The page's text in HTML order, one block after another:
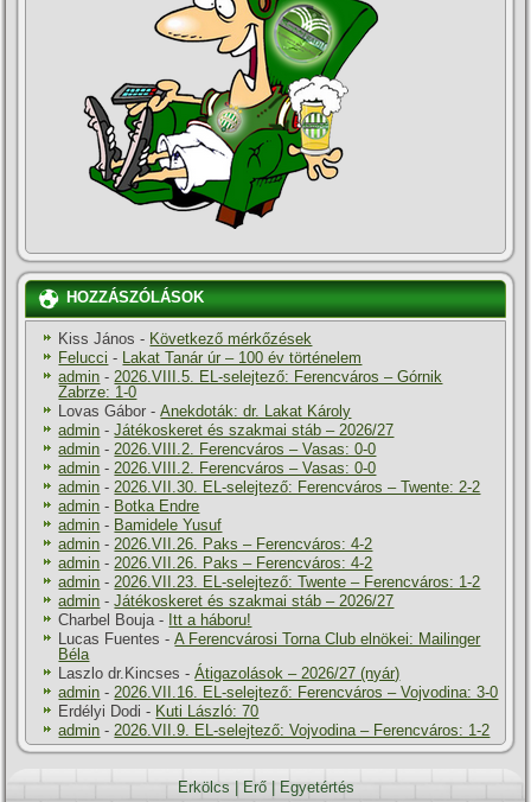
HOZZÁSZÓLÁSOK
Kiss János - Következő mérkőzések
Felucci - Lakat Tanár úr – 100 év történelem
admin -2026.VIII.5. EL-selejtező: Ferencváros – Górnik
Zabrze: 1-0
Lovas Gábor -Anekdoták: dr. Lakat Károly
admin -Játékoskeret és szakmai stáb – 2026/27
admin -2026.VIII.2. Ferencváros – Vasas: 0-0
admin -2026.VIII.2. Ferencváros – Vasas: 0-0
admin -2026.VII.30. EL-selejtező: Ferencváros – Twente: 2-2
admin - Botka Endre
admin - Bamidele Yusuf
admin -2026.VII.26. Paks – Ferencváros: 4-2
admin -2026.VII.26. Paks – Ferencváros: 4-2
admin -2026.VII.23. EL-selejtező: Twente – Ferencváros: 1-2
admin -Játékoskeret és szakmai stáb – 2026/27
Charbel Bouja- Itt a háboru!
Lucas Fuentes -A Ferencvárosi Torna Club elnökei: Mailinger
Béla
Laszlo dr.Kincses -Átigazolások – 2026/27 (nyár)
admin -2026.VII.16. EL-selejtező: Ferencváros – Vojvodina: 3-0
Erdélyi Dodi - Kuti László: 70
admin -2026.VII.9. EL-selejtező: Vojvodina – Ferencváros: 1-2
Erkölcs Erő| Egyetértés